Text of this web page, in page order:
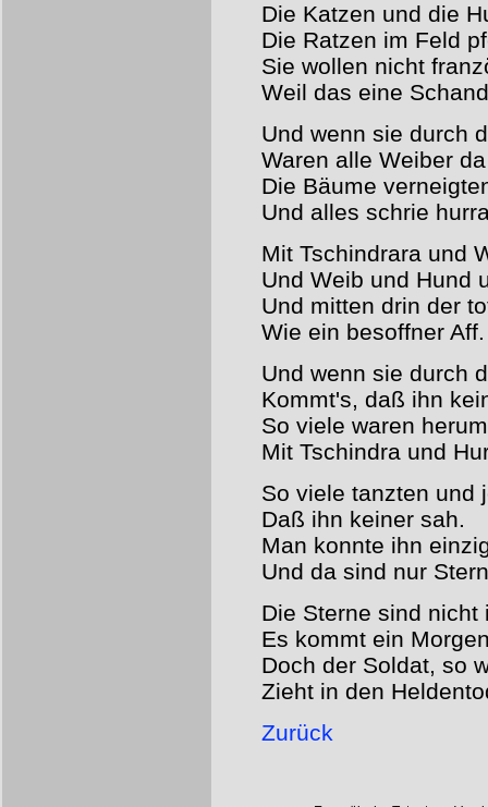
Die Katzen und die
Die Ratzen im Feld
Sie wollen nicht
Weil das eine
Und wenn sie durch
Waren alle Weiber da
Die Bäume
Und alles schrie
Mit Tschindrara und
Und Weib und Hund
Und mitten drin der
Wie ein besoffner Aff.
Und wenn sie durch
Kommt's, daß ihn
So viele waren
Mit Tschindra und
So viele tanzten und
Daß ihn keiner sah.
Man konnte ihn
Und da sind nur
Die Sterne sind nicht
Es kommt ein
Doch der Soldat, so
Zieht in den
Zurück